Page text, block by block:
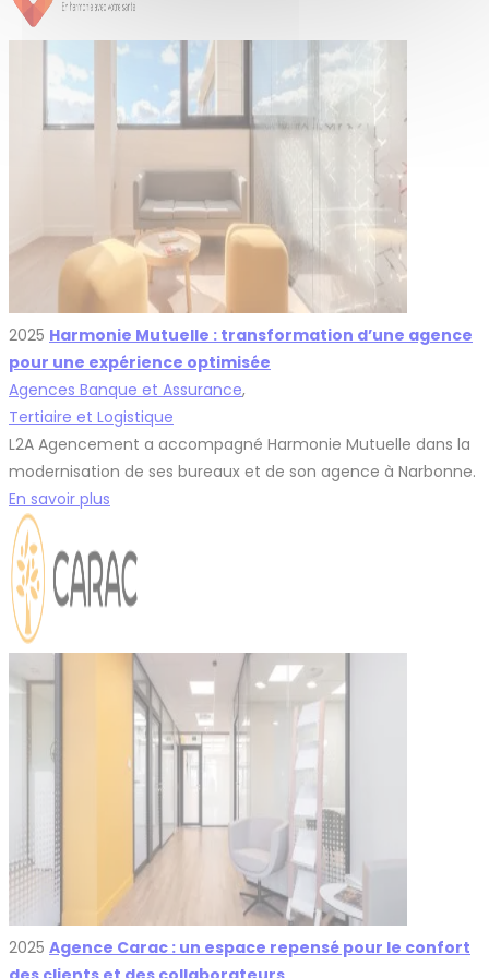
2025 Harmonie Mutuelle : transformation d’une agence
pour une expérience optimisée
Agences Banque et Assurance,
Tertiaire et Logistique
L2A Agencement a accompagné Harmonie Mutuelle dans la
modernisation de ses bureaux et de son agence à Narbonne.
En savoir plus
2025 Agence Carac : un espace repensé pour le confort